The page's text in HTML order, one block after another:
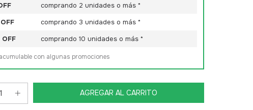
comprando 2 unidades o más *
comprando 3 unidades o más *
OFF
comprando 10 unidades o más *
con algunas promociones